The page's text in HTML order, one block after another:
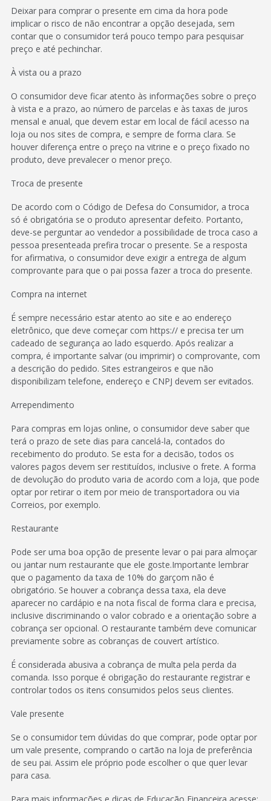
Deixar para comprar o presente em cima da hora pode
implicar o risco de não encontrar a opção desejada, sem
contar que o consumidor terá pouco tempo para pesquisar
preço e até pechinchar.
À vista ou a prazo
O consumidor deve ficar atento às informações sobre o preço
à vista e a prazo, ao número de parcelas e às taxas de juros
mensal e anual, que devem estar em local de fácil acesso na
loja ou nos sites de compra, e sempre de forma clara. Se
houver diferença entre o preço na vitrine e o preço fixado no
produto, deve prevalecer o menor preço.
Troca de presente
De acordo com o Código de Defesa do Consumidor, a troca
só é obrigatória se o produto apresentar defeito. Portanto,
deve-se perguntar ao vendedor a possibilidade de troca caso a
pessoa presenteada prefira trocar o presente. Se a resposta
for afirmativa, o consumidor deve exigir a entrega de algum
comprovante para que o pai possa fazer a troca do presente.
Compra na internet
É sempre necessário estar atento ao site e ao endereço
eletrônico, que deve começar com https:// e precisa ter um
cadeado de segurança ao lado esquerdo. Após realizar a
compra, é importante salvar (ou imprimir) o comprovante, com
a descrição do pedido. Sites estrangeiros e que não
disponibilizam telefone, endereço e CNPJ devem ser evitados.
Arrependimento
Para compras em lojas online, o consumidor deve saber que
terá o prazo de sete dias para cancelá-la, contados do
recebimento do produto. Se esta for a decisão, todos os
valores pagos devem ser restituídos, inclusive o frete. A forma
de devolução do produto varia de acordo com a loja, que pode
optar por retirar o item por meio de transportadora ou via
Correios, por exemplo.
Restaurante
Pode ser uma boa opção de presente levar o pai para almoçar
ou jantar num restaurante que ele goste.Importante lembrar
que o pagamento da taxa de 10% do garçom não é
obrigatório. Se houver a cobrança dessa taxa, ela deve
aparecer no cardápio e na nota fiscal de forma clara e precisa,
inclusive discriminando o valor cobrado e a orientação sobre a
cobrança ser opcional. O restaurante também deve comunicar
previamente sobre as cobranças de couvert artístico.
É considerada abusiva a cobrança de multa pela perda da
comanda. Isso porque é obrigação do restaurante registrar e
controlar todos os itens consumidos pelos seus clientes.
Vale presente
Se o consumidor tem dúvidas do que comprar, pode optar por
um vale presente, comprando o cartão na loja de preferência
de seu pai. Assim ele próprio pode escolher o que quer levar
para casa.